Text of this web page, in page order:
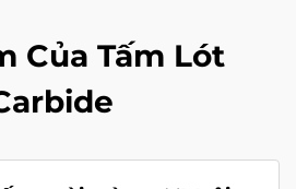
Của Tấm Lót